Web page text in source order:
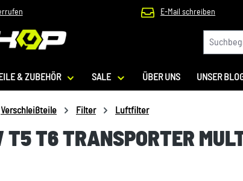
E-Mail schreiben
& ZUBEHÖR SALE ÜBER UNS UNSER
Verschleißteile Filter Luftfilter
T5 T6 TRANSPORTER